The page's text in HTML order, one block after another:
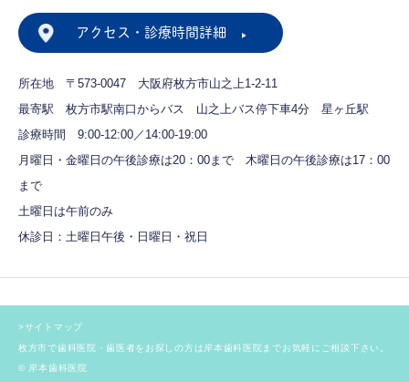
アクセス・診療時間詳細
所在地 〒573-0047 大阪府枚方市山之上1-2-11
最寄駅 枚方市駅南口からバス 山之上バス停下車4分 星ヶ丘駅
診療時間 9:00-12:00／14:00-19:00
月曜日・金曜日の午後診療は20：00まで 木曜日の午後診療は17：00
まで
土曜日は午前のみ
休診日：土曜日午後・日曜日・祝日
>サイトマップ
枚方市で歯科医院・歯医者をお探しの方は岸本歯科医院までお気軽にご相談下さい。
© 岸本歯科医院